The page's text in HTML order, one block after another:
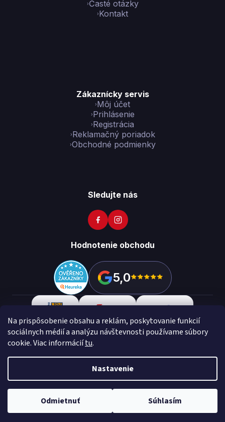
Na prispôsobenie obsahu a reklám, poskytovanie funkcií
sociálnych médií a analýzu návštevnosti používame súbory
cookie. Viac informáciítu.
Nastavenie
Odmietnuť Súhlasím
Časté otázky
Kontakt
Zákaznícky servis
Môj účet
Prihlásenie
Registrácia
Reklamačný poriadok
Obchodné podmienky
Sledujte nás
Hodnotenie obchodu
5,0
Copyright 2026Vikon. Všetky práva vyhradené.Upraviť
nastavenie cookies
💙